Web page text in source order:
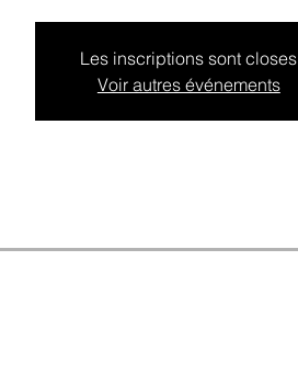
Les inscriptions sont closes
Voir autres événements